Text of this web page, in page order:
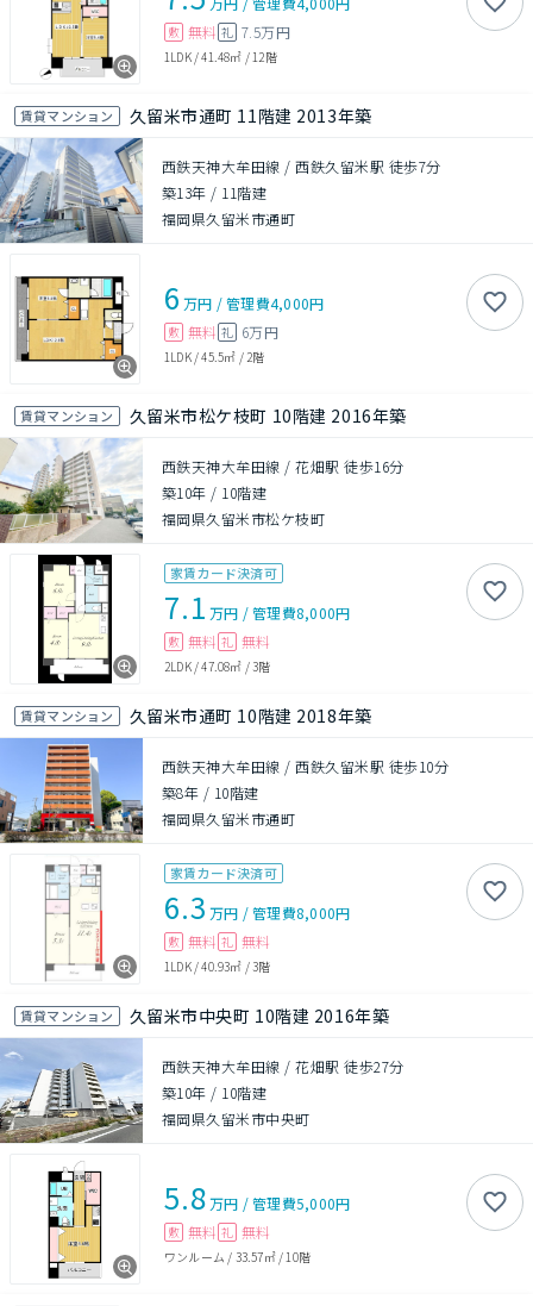
敷 無料 礼 7.5万円
1LDK/41.48㎡ / 12階
賃貸マンション 久留米市通町 11階建 2013年築
西鉄天神大牟田線 / 西鉄久留米駅 徒歩7分
築13年 / 11階建
福岡県久留米市通町
6 万円 /管理費4,000円
敷 無料 礼 6万円
1LDK/45.5㎡ / 2階
賃貸マンション 久留米市松ケ枝町 10階建 2016年築
西鉄天神大牟田線 / 花畑駅 徒歩16分
築10年 / 10階建
福岡県久留米市松ケ枝町
家賃カード決済可
7.1 万円 /管理費8,000円
敷 無料 礼 無料
2LDK/47.08㎡ /3階
賃貸マンション 久留米市通町 10階建 2018年築
西鉄天神大牟田線 / 西鉄久留米駅 徒歩10分
築8年 / 10階建
福岡県久留米市通町
家賃カード決済可
6.3 万円 /管理費8,000円
敷 無料 礼 無料
1LDK/40.93㎡ /3階
賃貸マンション 久留米市中央町 10階建 2016年築
西鉄天神大牟田線 / 花畑駅 徒歩27分
築10年 / 10階建
福岡県久留米市中央町
5.8万円 /管理費5,000円
敷 無料 礼 無料
ワンルーム / 33.57㎡/ 10階